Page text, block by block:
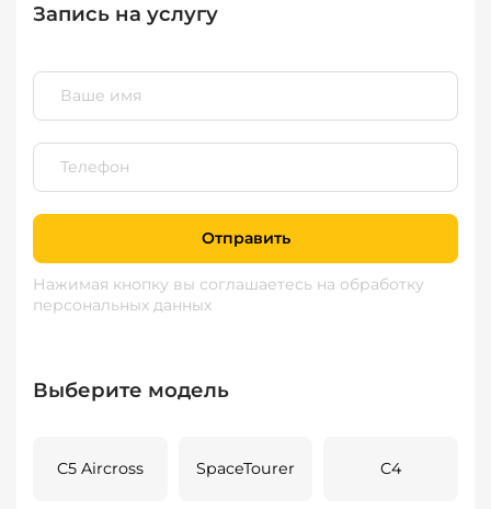
Запись на услугу
Отправить
Нажимая кнопку вы соглашаетесь на обработку
персональных данных
Выберите модель
C5 Aircross SpaceTourer C4